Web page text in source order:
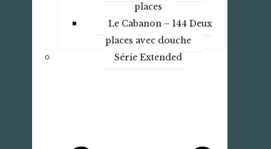
places
Le Cabanon – 144 Deux
places avec douche
Série Extended